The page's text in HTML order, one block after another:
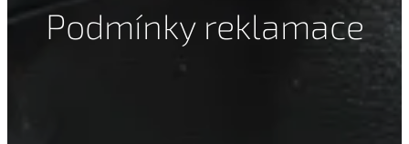
Podmínky reklamace